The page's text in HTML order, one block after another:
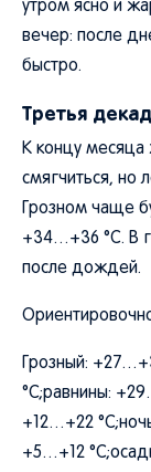
утром ясно и
вечер: после
быстро.
Третья
К концу месяца
смягчиться, но
Грозном чаще
+34…+36 °C. В
после дождей.
Грозный:
°C;равнины:
+12…+22
+5…+12